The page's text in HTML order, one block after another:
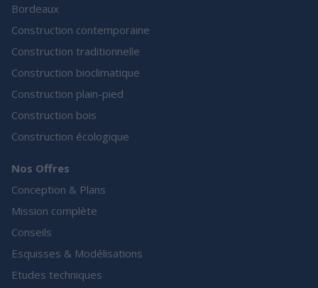
Bordeaux
Construction contemporaine
Construction traditionnelle
Construction bioclimatique
Construction plain-pied
Construction bois
Construction écologique
Nos Offres
Conception & Plans
Mission complète
Conseils
Esquisses & Modélisations
Etudes techniques